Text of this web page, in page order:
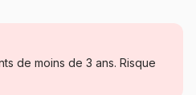
Puzzles - Educatifs et ludiques
de moins de 3 ans. Risque